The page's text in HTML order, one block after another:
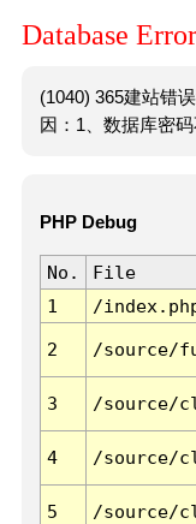
Database Error
(1040) 365建站错
因：1、数据库密
PHP Debug
No. File
1
/
2 /source/
3 /source/
4 /source/
5 /source/